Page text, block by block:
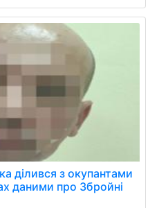
ділився з окупантами
даними про Збройні